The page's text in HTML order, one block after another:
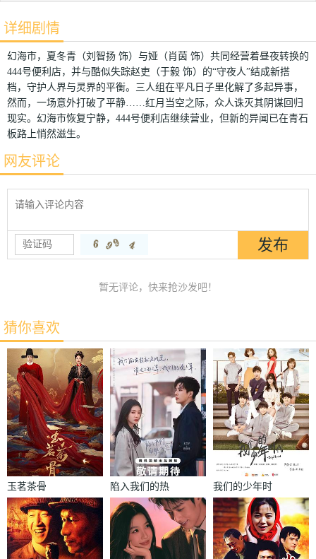
详细剧情
幻海市，夏冬青（刘智扬 饰）与娅（肖茵 饰）共同经营着昼夜转换的
444号便利店，并与酷似失踪赵吏（于毅 饰）的“守夜人”结成新搭
档，守护人界与灵界的平衡。三人组在平凡日子里化解了多起异事，
然而，一场意外打破了平静……红月当空之际，众人诛灭其阴谋回归
现实。幻海市恢复宁静，444号便利店继续营业，但新的异闻已在青石
板路上悄然滋生。
网友评论
暂无评论，快来抢沙发吧！
猜你喜欢
玉茗茶骨
陷入我们的热
恋
我们的少年时
代